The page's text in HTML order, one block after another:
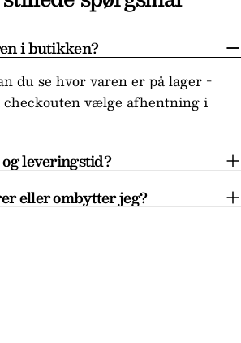
i butikken?
du se hvor varen er på lager -
vælge afhentning i
leveringstid?
eller ombytter jeg?